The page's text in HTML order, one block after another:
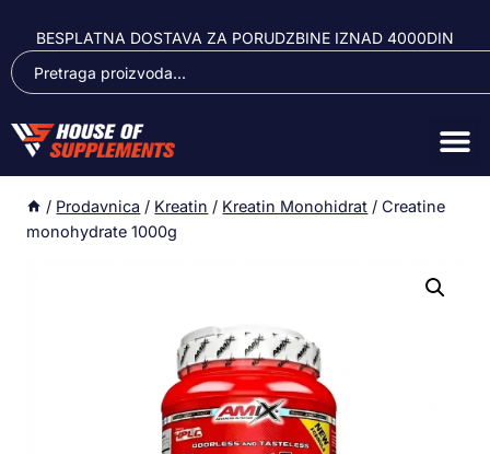
BESPLATNA DOSTAVA ZA PORUDZBINE IZNAD 4000DIN
/ Prodavnica / Kreatin / Kreatin Monohidrat / Creatine
monohydrate 1000g